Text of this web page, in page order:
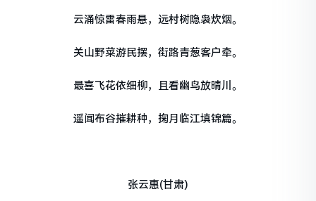
云涌惊雷春雨悬，远村树隐袅炊烟。
关山野菜游民摆，街路青葱客户牵。
最喜飞花依细柳，且看幽鸟放晴川。
遥闻布谷摧耕种，掬月临江填锦篇。
张云惠(甘肃)